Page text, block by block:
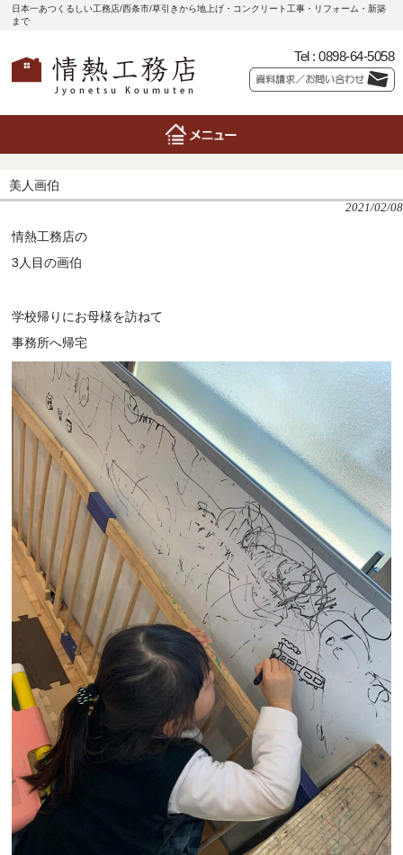
日本一あつくるしい工務店/西条市/草引きから地上げ・コンクリート工事・リフォーム・新築
まで
Tel : 0898-64-5058
美人画伯
2021/02/08
情熱工務店の
3人目の画伯
学校帰りにお母様を訪ねて
事務所へ帰宅